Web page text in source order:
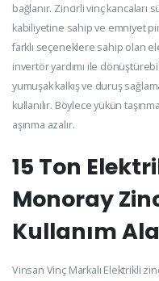
bağlanır. Zincirli vinç
kabiliyetine sahip ve emniyet
farklı seçeneklere sahip olan
invertör yardımı ile
yumuşak kalkış ve duruş
kullanılır. Böylece yükün
aşınma azalır.
15 Ton
Monoray
Kullanım
Vinsan Vinç Markalı Elektrikli